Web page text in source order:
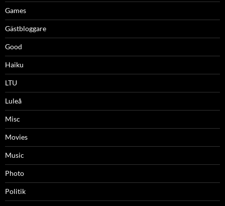
Games
Gästbloggare
Good
Haiku
LTU
Luleå
Misc
Movies
Music
Photo
Politik